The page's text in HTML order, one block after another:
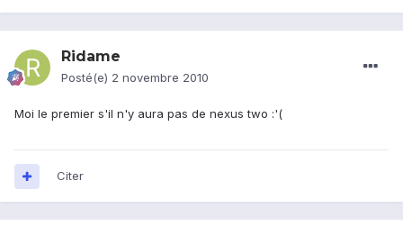
Ridame
Posté(e) 2 novembre 2010
Moi le premier s'il n'y aura pas de nexus two :'(
Citer